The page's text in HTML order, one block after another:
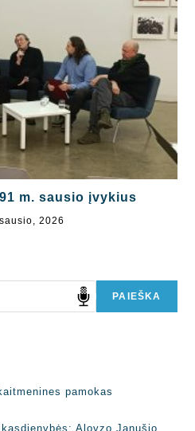
m. sausio įvykius
2026
PAIEŠKA
pamokas
Aloyzo Janušio